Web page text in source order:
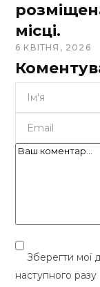
місці.
6 КВІТНЯ, 2026
Зберегти мої
наступного разу